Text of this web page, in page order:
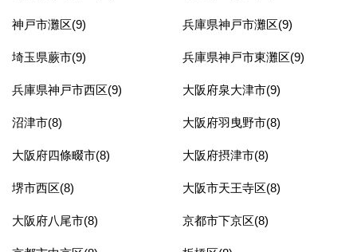
神戸市灘区(9) 兵庫県神戸市灘区(9)
埼玉県蕨市(9) 兵庫県神戸市東灘区(9)
兵庫県神戸市西区(9) 大阪府泉大津市(9)
沼津市(8) 大阪府羽曳野市(8)
大阪府四條畷市(8) 大阪府摂津市(8)
堺市西区(8) 大阪市天王寺区(8)
大阪府八尾市(8) 京都市下京区(8)